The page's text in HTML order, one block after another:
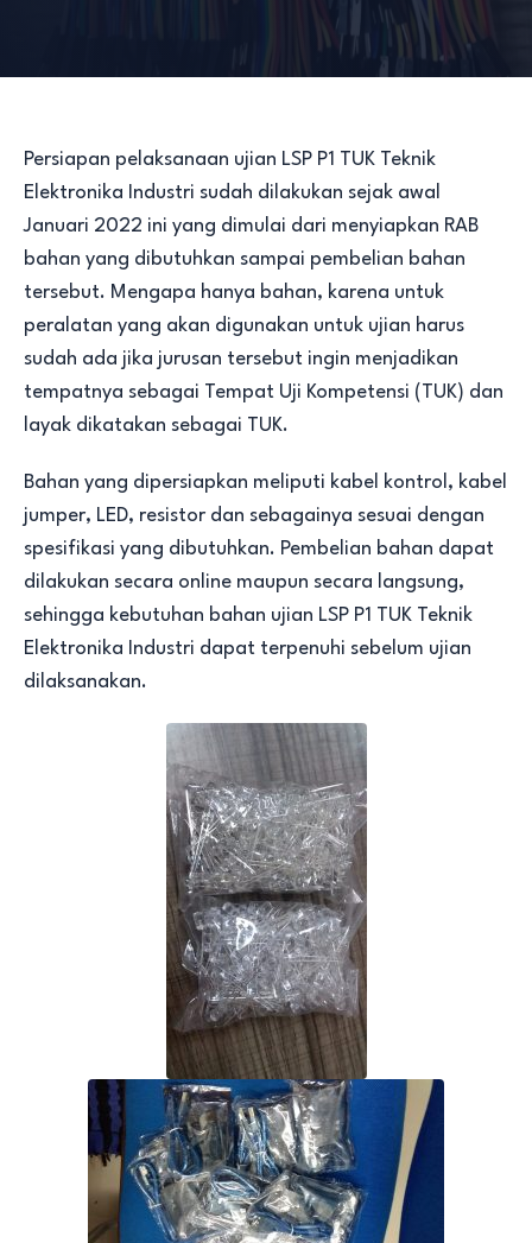
Persiapan pelaksanaan ujian LSP P1 TUK Teknik
Elektronika Industri sudah dilakukan sejak awal
Januari 2022 ini yang dimulai dari menyiapkan RAB
bahan yang dibutuhkan sampai pembelian bahan
tersebut. Mengapa hanya bahan, karena untuk
peralatan yang akan digunakan untuk ujian harus
sudah ada jika jurusan tersebut ingin menjadikan
tempatnya sebagai Tempat Uji Kompetensi (TUK) dan
layak dikatakan sebagai TUK.
Bahan yang dipersiapkan meliputi kabel kontrol, kabel
jumper, LED, resistor dan sebagainya sesuai dengan
spesifikasi yang dibutuhkan. Pembelian bahan dapat
dilakukan secara online maupun secara langsung,
sehingga kebutuhan bahan ujian LSP P1 TUK Teknik
Elektronika Industri dapat terpenuhi sebelum ujian
dilaksanakan.